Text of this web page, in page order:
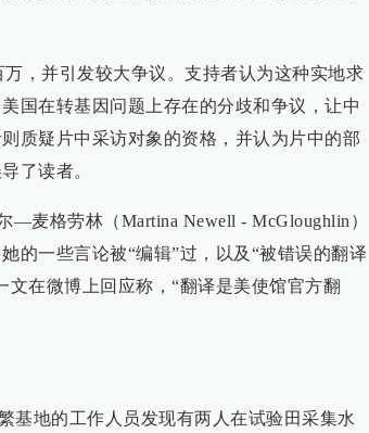
并引发较大争议。支持者认为这种实地求
国在转基因问题上存在的分歧和争议，让中
质疑片中采访对象的资格，并认为片中的部
了读者。
格劳林（Martina Newell - McGloughlin）
的一些言论被“编辑”过，以及“被错误的翻译
文在微博上回应称，“翻译是美使馆官方翻
地的工作人员发现有两人在试验田采集水